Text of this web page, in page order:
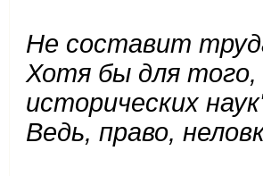
Не составит
Хотя бы для того,
исторических
Ведь, право,